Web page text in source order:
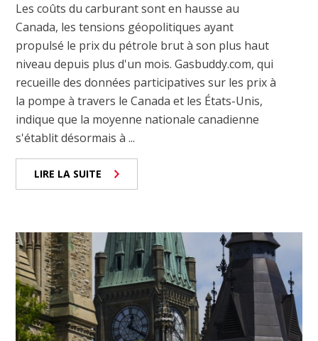
Les coûts du carburant sont en hausse au
Canada, les tensions géopolitiques ayant
propulsé le prix du pétrole brut à son plus haut
niveau depuis plus d'un mois. Gasbuddy.com, qui
recueille des données participatives sur les prix à
la pompe à travers le Canada et les États-Unis,
indique que la moyenne nationale canadienne
s'établit désormais à ...
LIRE LA SUITE